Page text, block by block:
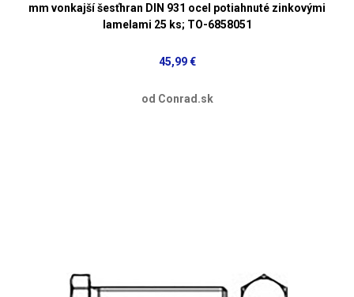
mm vonkajší šesťhran DIN 931 ocel potiahnuté zinkovými
lamelami 25 ks; TO-6858051
45,99 €
od Conrad.sk